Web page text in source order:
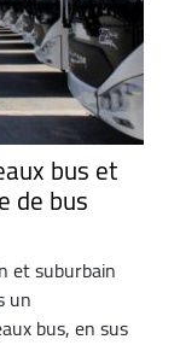
bus et
de bus
et suburbain
un
bus, en sus